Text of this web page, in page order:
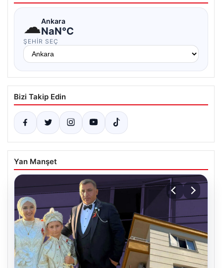
☁Ankara
NaN°C
ŞEHIR SEÇ
Bizi Takip Edin
Yan Manşet